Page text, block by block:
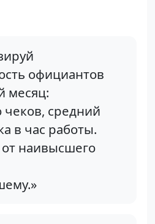
официантов
месяц:
чеков, средний
в час работы.
наивысшего